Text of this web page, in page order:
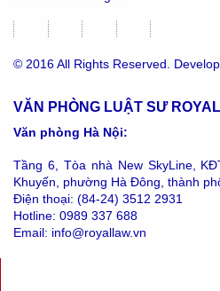
© 2016 All Rights Reserved.
VĂN PHÒNG LUẬT SƯ ROYAL
Văn phòng Hà Nội:
Tầng 6, Tòa nhà New SkyLine,
Khuyến, phường Hà Đông, thành
Điện thoại: (84-24) 3512 2931
Hotline: 0989 337 688
Email: info@royallaw.vn